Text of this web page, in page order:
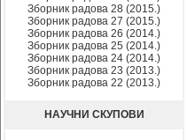
Зборник радова 28 (2015.)
Зборник радова 27 (2015.)
Зборник радова 26 (2014.)
Зборник радова 25 (2014.)
Зборник радова 24 (2014.)
Зборник радова 23 (2013.)
Зборник радова 22 (2013.)
НАУЧНИ СКУПОВИ